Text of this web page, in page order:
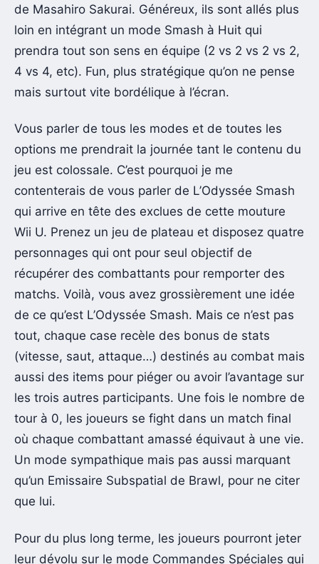
de Masahiro Sakurai. Généreux, ils sont allés plus
loin en intégrant un mode Smash à Huit qui
prendra tout son sens en équipe (2 vs 2 vs 2 vs 2,
4 vs 4, etc). Fun, plus stratégique qu’on ne pense
mais surtout vite bordélique à l’écran.
Vous parler de tous les modes et de toutes les
options me prendrait la journée tant le contenu du
jeu est colossale. C’est pourquoi je me
contenterais de vous parler de L’Odyssée Smash
qui arrive en tête des exclues de cette mouture
Wii U. Prenez un jeu de plateau et disposez quatre
personnages qui ont pour seul objectif de
récupérer des combattants pour remporter des
matchs. Voilà, vous avez grossièrement une idée
de ce qu’est L’Odyssée Smash. Mais ce n’est pas
tout, chaque case recèle des bonus de stats
(vitesse, saut, attaque…) destinés au combat mais
aussi des items pour piéger ou avoir l’avantage sur
les trois autres participants. Une fois le nombre de
tour à 0, les joueurs se fight dans un match final
où chaque combattant amassé équivaut à une vie.
Un mode sympathique mais pas aussi marquant
qu’un Emissaire Subspatial de Brawl, pour ne citer
que lui.
Pour du plus long terme, les joueurs pourront jeter
leur dévolu sur le mode Commandes Spéciales qui